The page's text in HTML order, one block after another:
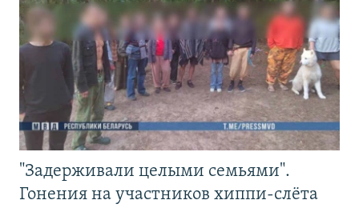
"Задерживали целыми семьями".
Гонения на участников хиппи-слёта